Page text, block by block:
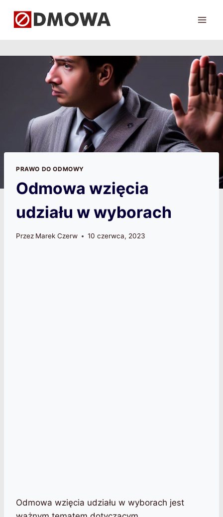
PRAWO DO ODMOWY
Odmowa wzięcia
udziału w wyborach
Przez Marek Czerw 10 czerwca, 2023
Odmowa wzięcia udziału w wyborach jest